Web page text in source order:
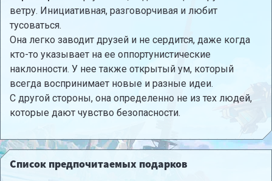
ветру. Инициативная, разговорчивая и любит
тусоваться.
Она легко заводит друзей и не сердится, даже когда
кто-то указывает на ее оппортунистические
наклонности. У нее также открытый ум, который
всегда воспринимает новые и разные идеи.
С другой стороны, она определенно не из тех людей,
которые дают чувство безопасности.
Список предпочитаемых подарков